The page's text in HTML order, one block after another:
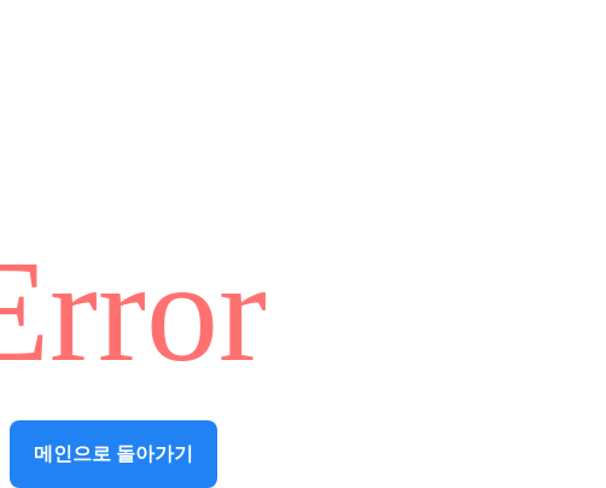
메인으로 돌아가기